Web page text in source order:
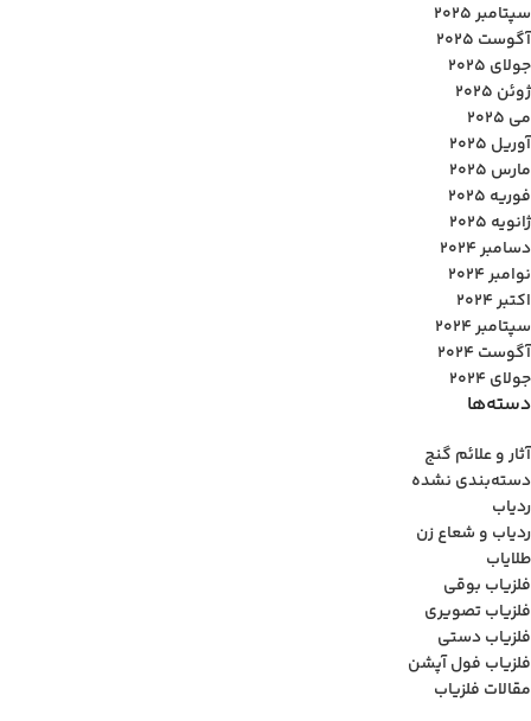
سپتامبر 2025
آگوست 2025
جولای 2025
ژوئن 2025
می 2025
آوریل 2025
مارس 2025
فوریه 2025
ژانویه 2025
دسامبر 2024
نوامبر 2024
اکتبر 2024
سپتامبر 2024
آگوست 2024
جولای 2024
دسته‌ها
آثار و علائم گنج
دسته‌بندی نشده
ردیاب
ردیاب و شعاع زن
طلایاب
فلزیاب بوقی
فلزیاب تصویری
فلزیاب دستی
فلزیاب فول آپشن
مقالات فلزیاب